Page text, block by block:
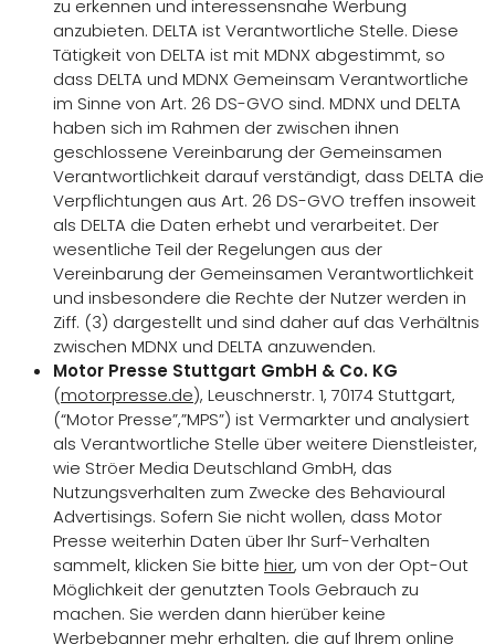
zu erkennen und interessensnahe Werbung
anzubieten. DELTA ist Verantwortliche Stelle. Diese
Tätigkeit von DELTA ist mit MDNX abgestimmt, so
dass DELTA und MDNX Gemeinsam Verantwortliche
im Sinne von Art. 26 DS-GVO sind. MDNX und DELTA
haben sich im Rahmen der zwischen ihnen
geschlossene Vereinbarung der Gemeinsamen
Verantwortlichkeit darauf verständigt, dass DELTA die
Verpflichtungen aus Art. 26 DS-GVO treffen insoweit
als DELTA die Daten erhebt und verarbeitet. Der
wesentliche Teil der Regelungen aus der
Vereinbarung der Gemeinsamen Verantwortlichkeit
und insbesondere die Rechte der Nutzer werden in
Ziff. (3) dargestellt und sind daher auf das Verhältnis
zwischen MDNX und DELTA anzuwenden.
Motor Presse Stuttgart GmbH & Co. KG
(motorpresse.de), Leuschnerstr. 1, 70174 Stuttgart,
(“Motor Presse”,”MPS”) ist Vermarkter und analysiert
als Verantwortliche Stelle über weitere Dienstleister,
wie Ströer Media Deutschland GmbH, das
Nutzungsverhalten zum Zwecke des Behavioural
Advertisings. Sofern Sie nicht wollen, dass Motor
Presse weiterhin Daten über Ihr Surf-Verhalten
sammelt, klicken Sie bitte hier, um von der Opt-Out
Möglichkeit der genutzten Tools Gebrauch zu
machen. Sie werden dann hierüber keine
Werbebanner mehr erhalten, die auf Ihrem online